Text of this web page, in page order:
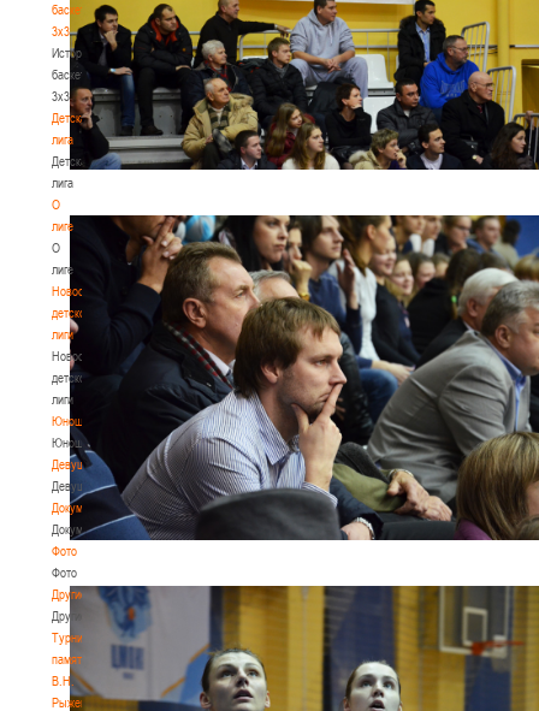
баскетбола
3х3
История
баскетбола
3х3
Детская
лига
Детская
лига
О
лиге
О
лиге
Новости
детской
лиги
Новости
детской
лиги
Юноши
Юноши
Девушки
Девушки
Документы
Документы
Фото
Фото
Другие
Другие
Турнир
памяти
В.Н.
Рыженкова